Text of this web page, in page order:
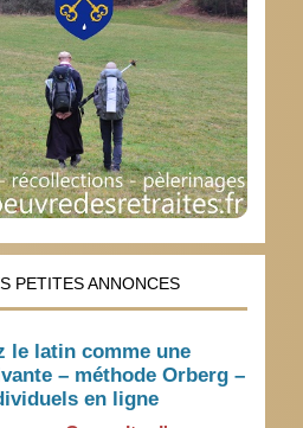
PETITES ANNONCES
le latin comme une
– méthode Orberg –
en ligne